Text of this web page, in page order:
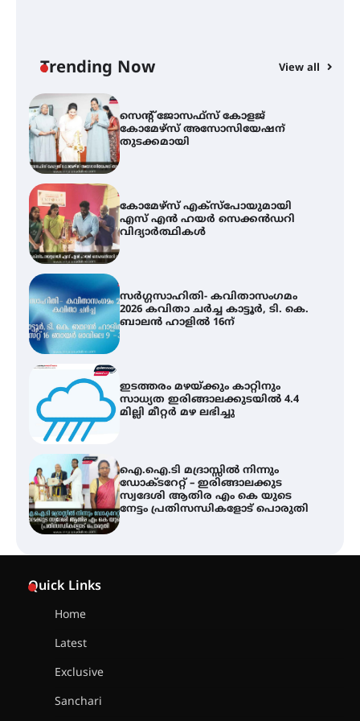
Trending Now View all
കോമേഴ്സ് എക്സ്പോയുമായി
എസ് എൻ ഹയർ സെക്കൻഡറി
വിദ്യാർത്ഥികൾ
സർഗ്ഗസാഹിതി- കവിതാസംഗമം
2026 കവിതാ ചർച്ച കാട്ടൂർ, ടി. കെ.
ബാലൻ ഹാളിൽ 16ന്
ഇടത്തരം മഴയ്ക്കും കാറ്റിനും
സാധ്യത ഇരിങ്ങാലക്കുടയിൽ 4.4
മില്ലി മീറ്റർ മഴ ലഭിച്ചു
ഐ.ഐ.ടി മദ്രാസ്സിൽ നിന്നും
ഡോക്ടറേറ്റ് – ഇരിങ്ങാലക്കുട
സ്വദേശി ആതിര എം കെ യുടെ
നേട്ടം പ്രതിസന്ധികളോട് പൊരുതി
ട്യുണീഷ്യൻ ചിത്രം ” ദി വോയിസ്
ഓഫ് ഹിന്ദ് റജബ് ” ഇരിങ്ങാലക്കുട
ഫിലിം സൊസൈറ്റി ആഗസ്റ്റ് 7
വെള്ളിയാഴ്ച സ്‌ക്രീൻ ചെയ്യുന്നു
Quick Links
Home
Latest
Exclusive
Sanchari